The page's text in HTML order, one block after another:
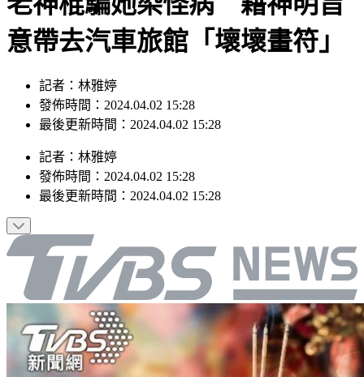
意帶去汽車旅館「壞壞畫符」
發佈時間：2024.04.02 15:28
最後更新時間：2024.04.02 15:28
發佈時間：2024.04.02 15:28
最後更新時間：2024.04.02 15:28